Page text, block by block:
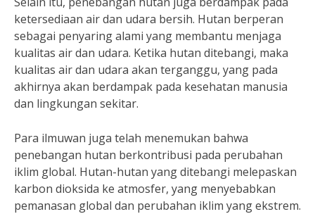
ketersediaan air dan udara bersih. Hutan berperan
sebagai penyaring alami yang membantu menjaga
kualitas air dan udara. Ketika hutan ditebangi, maka
kualitas air dan udara akan terganggu, yang pada
akhirnya akan berdampak pada kesehatan manusia
dan lingkungan sekitar.
Para ilmuwan juga telah menemukan bahwa
penebangan hutan berkontribusi pada perubahan
iklim global. Hutan-hutan yang ditebangi melepaskan
karbon dioksida ke atmosfer, yang menyebabkan
pemanasan global dan perubahan iklim yang ekstrem.